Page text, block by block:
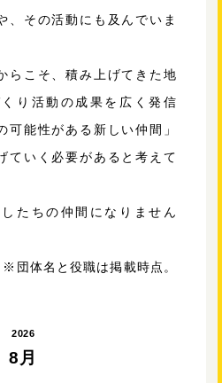
、その活動にも及んでいま
らこそ、積み上げてきた地
り活動の成果を広く発信
可能性がある新しい仲間」
ていく必要があると考えて
たちの仲間になりません
※団体名と役職は掲載時点。
2026
8月